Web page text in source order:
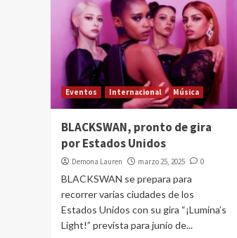
Eventos Internacional Música
BLACKSWAN, pronto de gira
por Estados Unidos
Demona Lauren marzo 25, 2025 0
BLACKSWAN se prepara para
recorrer varias ciudades de los
Estados Unidos con su gira “¡Lumina’s
Light!” prevista para junio de...